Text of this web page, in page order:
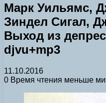
Марк Уильямс,
Зиндел Сигал,
Выход из
djvu+mp3
11.10.2016
0 Время чтения меньше